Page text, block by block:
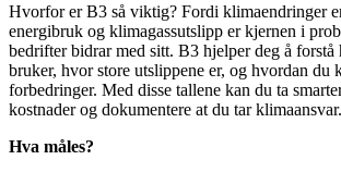
Hvorfor er B3 så viktig? Fordi klimaendringer
energibruk og klimagassutslipp er kjernen i
bedrifter bidrar med sitt. B3 hjelper deg å forstå
bruker, hvor store utslippene er, og hvordan du
forbedringer. Med disse tallene kan du ta
kostnader og dokumentere at du tar klimaansvar.
Hva måles?